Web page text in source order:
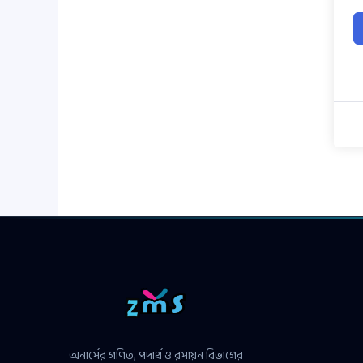
অনার্সের গণিত, পদার্থ ও রসায়ন বিভাগের